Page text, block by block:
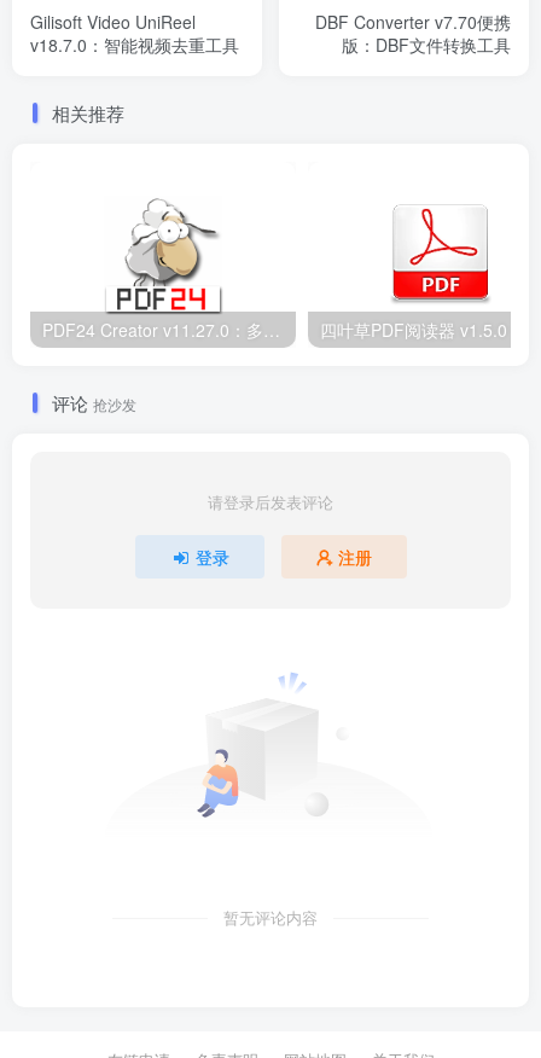
Gilisoft Video UniReel
v18.7.0：智能视频去重工具
DBF Converter v7.70便携
版：DBF文件转换工具
相关推荐
评论 抢沙发
请登录后发表评论
登录 注册
暂无评论内容